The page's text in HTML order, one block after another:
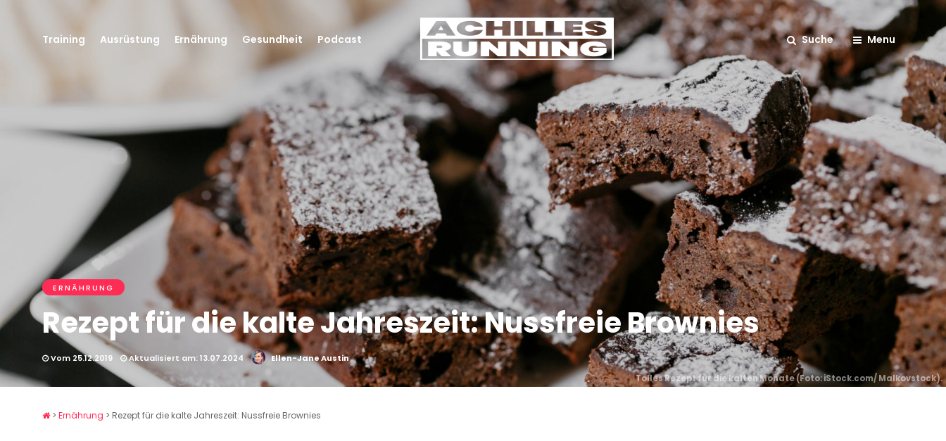
Training Ausrüstung Ernährung Gesundheit Podcast Suche Menu
ERNÄHRUNG
Rezept für die kalte Jahreszeit: Nussfreie Brownies
Vom 25.12.2019 Aktualisiert am: 13.07.2024
Ellen-Jane Austin
Tolles Rezept für die kalten Monate (Foto: iStock.com/ Malkovstock).
> Ernährung > Rezept für die kalte Jahreszeit: Nussfreie Brownies